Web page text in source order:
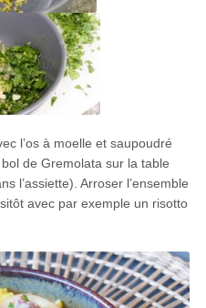
l’os à moelle et saupoudré
de Gremolata sur la table
l’assiette). Arroser l’ensemble
avec par exemple un risotto